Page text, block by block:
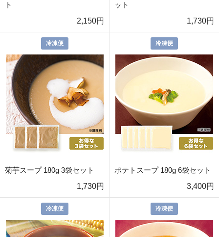
ト
2,150円
ット
1,730円
冷凍便
菊芋スープ 180g 3袋セット
1,730円
冷凍便
ポテトスープ 180g 6袋セット
3,400円
冷凍便 冷凍便